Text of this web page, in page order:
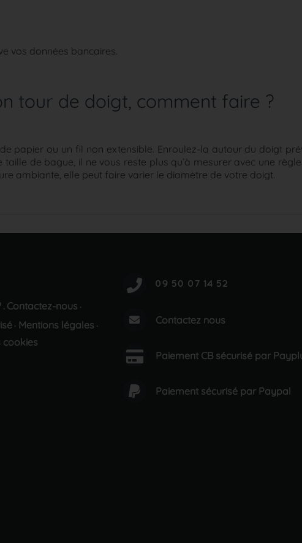
vos données bancaires.
tour de doigt, comment faire ?
papier ou un fil non extensible. Enroulez-la autour du doigt
de bague, il ne vous reste plus qu’à mesurer avec une
ambiante, elle peut faire varier le diamètre de votre doigt.
. Contactez-nous ·
· Mentions légales ·
cookies
Contactez nous
Paiement CB sécurisé par
Paiement sécurisé par Paypal